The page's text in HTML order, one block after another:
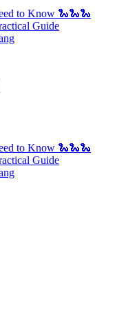
to Know 🐍🐍🐍
Guide
to Know 🐍🐍🐍
Guide